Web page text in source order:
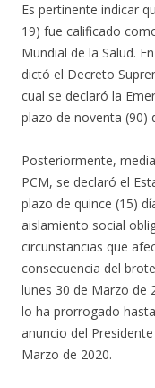
Es pertinente indicar
19) fue calificado
Mundial de la Salud.
dictó el Decreto
cual se declaró la
plazo de noventa (90)
Posteriormente,
PCM, se declaró el
plazo de quince (15)
aislamiento social
circunstancias que
consecuencia del
lunes 30 de Marzo de
lo ha prorrogado
anuncio del
Marzo de 2020.